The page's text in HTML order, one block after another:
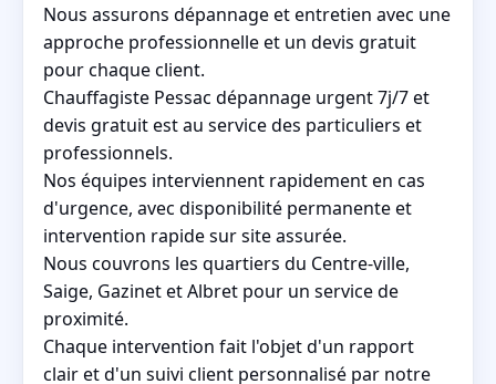
Nous assurons dépannage et entretien avec une
approche professionnelle et un devis gratuit
pour chaque client.
Chauffagiste Pessac dépannage urgent 7j/7 et
devis gratuit est au service des particuliers et
professionnels.
Nos équipes interviennent rapidement en cas
d'urgence, avec disponibilité permanente et
intervention rapide sur site assurée.
Nous couvrons les quartiers du Centre-ville,
Saige, Gazinet et Albret pour un service de
proximité.
Chaque intervention fait l'objet d'un rapport
clair et d'un suivi client personnalisé par notre